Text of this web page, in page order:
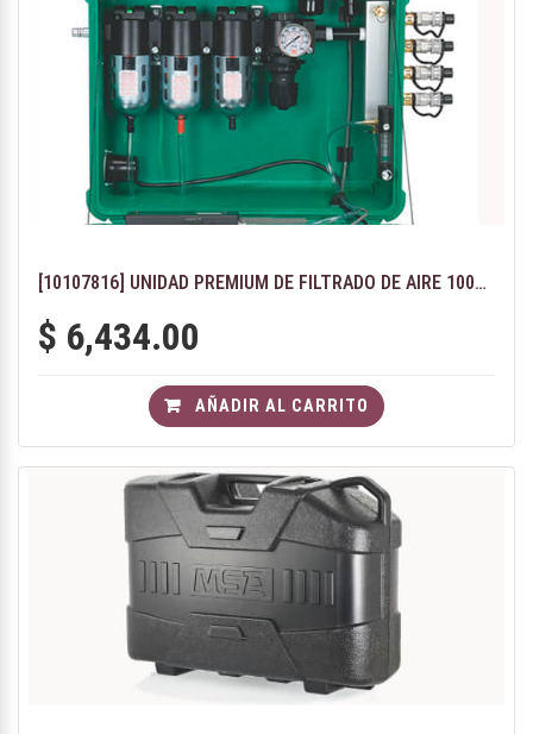
[10107816] UNIDAD PREMIUM DE FILTRADO DE AIRE 100CFM CON REGULADOR Y SENSOR DE CO 10 PPM
$ 6,434.00
AÑADIR AL CARRITO